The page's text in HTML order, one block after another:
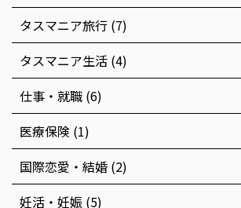
タスマニア旅行 (7)
タスマニア生活 (4)
仕事・就職 (6)
医療保険 (1)
国際恋愛・結婚 (2)
妊活・妊娠 (5)